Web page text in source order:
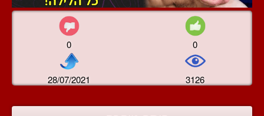
0 0
28/07/2021 3126